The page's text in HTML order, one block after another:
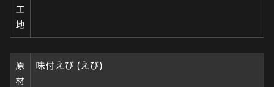
工
地
原
材
味付えび (えび)